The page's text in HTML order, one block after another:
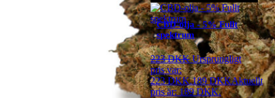
CBD-olja - 5% Fullt
spektrum
223DKK Ursprungligt
pris var:
223 DKK.189DKKAktuellt
pris är: 189 DKK.